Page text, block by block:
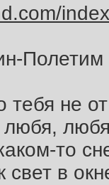
Полетим
не
то
свет в